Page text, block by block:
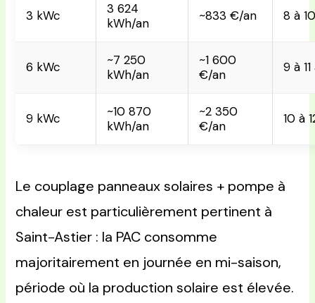
3 kWc
3 624
kWh/an
~833 €/an 8 à
6 kWc
~7 250
kWh/an
~1 600
€/an
9 à
9 kWc
~10 870
kWh/an
~2 350
€/an
10 à
Le couplage panneaux solaires + pompe à
chaleur est particulièrement pertinent à
Saint-Astier : la PAC consomme
majoritairement en journée en mi-saison,
période où la production solaire est élevée.